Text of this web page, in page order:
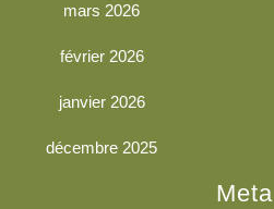
mars 2026
février 2026
janvier 2026
décembre 2025
Meta